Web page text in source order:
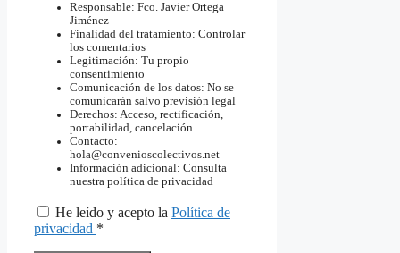
Responsable: Fco. Javier Ortega
Jiménez
Finalidad del tratamiento: Controlar
los comentarios
Legitimación: Tu propio
consentimiento
Comunicación de los datos: No se
comunicarán salvo previsión legal
Derechos: Acceso, rectificación,
portabilidad, cancelación
Contacto:
hola@convenioscolectivos.net
Información adicional: Consulta
nuestra política de privacidad
He leído y acepto la Política de
privacidad *